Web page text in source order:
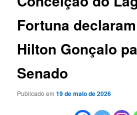
Fortuna
Hilton Gonçalo
Senado
Publicado em19 de maio de 2026